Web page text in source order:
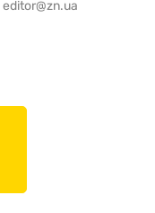
editor@zn.ua